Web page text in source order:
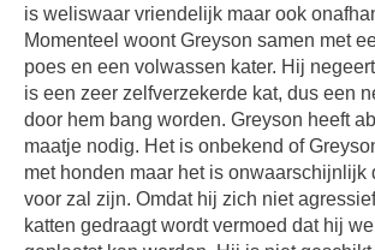
is weliswaar vriendelijk maar ook
Momenteel woont Greyson samen met
poes en een volwassen kater. Hij
is een zeer zelfverzekerde kat, dus een
door hem bang worden. Greyson heeft
maatje nodig. Het is onbekend of
met honden maar het is onwaarschijnlijk
voor zal zijn. Omdat hij zich niet
katten gedraagt wordt vermoed dat hij